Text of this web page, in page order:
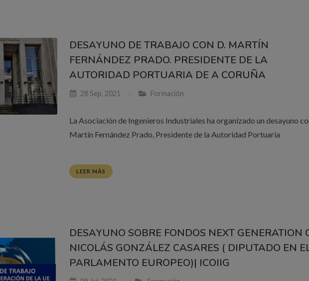
DESAYUNO DE TRABAJO CON D. MARTÍN
FERNÁNDEZ PRADO. PRESIDENTE DE LA
AUTORIDAD PORTUARIA DE A CORUÑA
28 Sep, 2021 Formación
La Asociación de Ingenieros Industriales ha organizado un desayuno
Martín Fernández Prado, Presidente de la Autoridad Portuaria
LEER MÁS
DESAYUNO SOBRE FONDOS NEXT GENERATION
NICOLÁS GONZÁLEZ CASARES ( DIPUTADO EN
PARLAMENTO EUROPEO)| ICOIIG